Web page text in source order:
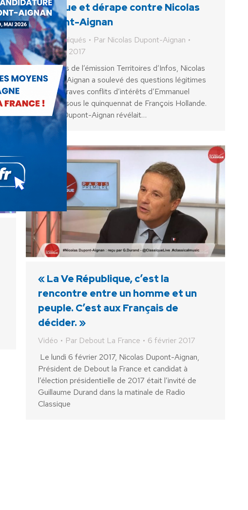
divague et dérape contre Nicolas
Dupont-Aignan
Communiqués Par Nicolas Dupont-Aignan
9 février 2017
Lors de l’émission Territoires d’Infos, Nicolas
Dupont-Aignan a soulevé des questions légitimes
sur les graves conflits d’intérêts d’Emmanuel
Macron sous le quinquennat de François Hollande.
N. Dupont-Aignan révélait…
« La Ve République, c’est la
rencontre entre un homme et un
peuple. C’est aux Français de
décider. »
Vidéo Par Debout La France
6 février 2017
Le lundi 6 février 2017, Nicolas Dupont-Aignan,
Président de Debout la France et candidat à
l’élection présidentielle de 2017 était l’invité de
Guillaume Durand dans la matinale de Radio
Classique